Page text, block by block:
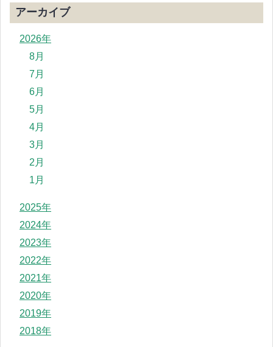
アーカイブ
2026年
8月
7月
6月
5月
4月
3月
2月
1月
2025年
2024年
2023年
2022年
2021年
2020年
2019年
2018年